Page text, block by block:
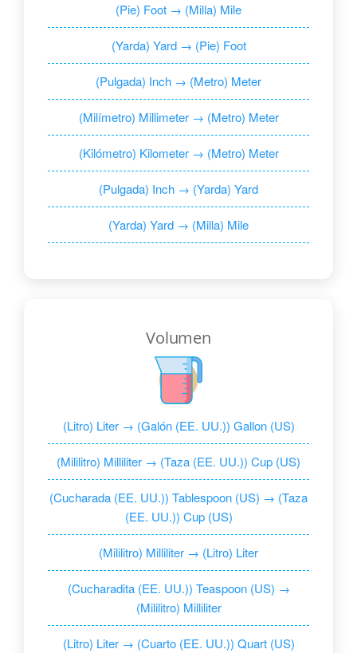
(Pie) Foot → (Milla) Mile
(Yarda) Yard → (Pie) Foot
(Pulgada) Inch → (Metro) Meter
(Milímetro) Millimeter → (Metro) Meter
(Kilómetro) Kilometer → (Metro) Meter
(Pulgada) Inch → (Yarda) Yard
(Yarda) Yard → (Milla) Mile
Volumen
(Litro) Liter → (Galón (EE. UU.)) Gallon (US)
(Mililitro) Milliliter → (Taza (EE. UU.)) Cup (US)
(Cucharada (EE. UU.)) Tablespoon (US) → (Taza
(EE. UU.)) Cup (US)
(Mililitro) Milliliter → (Litro) Liter
(Cucharadita (EE. UU.)) Teaspoon (US) →
(Mililitro) Milliliter
(Litro) Liter → (Cuarto (EE. UU.)) Quart (US)